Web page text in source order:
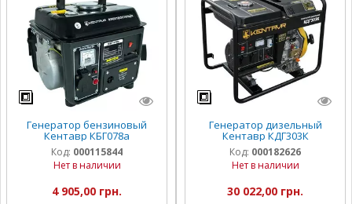
Генератор бензиновый
Кентавр КБГ078а
Код: 000115844
Нет в наличии
4 905,00 грн.
Генератор дизельный
Кентавр КДГ303К
Код: 000182626
Нет в наличии
30 022,00 грн.